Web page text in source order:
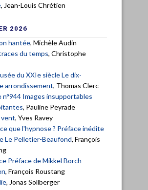
, Jean-Louis Chrétien
2026
hantée, Michèle Audin
du temps, Christophe
du XXIe siècle Le dix-
arrondissement, Thomas Clerc
n°944 Images insupportables
, Pauline Peyrade
, Yves Ravey
que l'hypnose ? Préface inédite
Le Pelletier-Beaufond, François
Préface de Mikkel Borch-
, François Roustang
, Jonas Sollberger